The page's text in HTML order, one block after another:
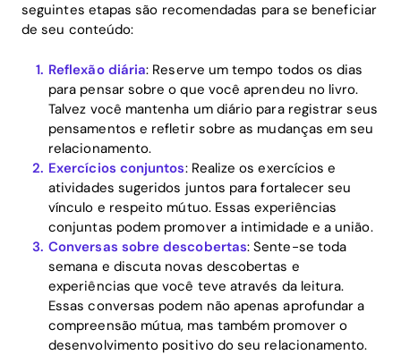
seguintes etapas são recomendadas para se beneficiar
de seu conteúdo:
Reflexão diária: Reserve um tempo todos os dias
para pensar sobre o que você aprendeu no livro.
Talvez você mantenha um diário para registrar seus
pensamentos e refletir sobre as mudanças em seu
relacionamento.
Exercícios conjuntos: Realize os exercícios e
atividades sugeridos juntos para fortalecer seu
vínculo e respeito mútuo. Essas experiências
conjuntas podem promover a intimidade e a união.
Conversas sobre descobertas: Sente-se toda
semana e discuta novas descobertas e
experiências que você teve através da leitura.
Essas conversas podem não apenas aprofundar a
compreensão mútua, mas também promover o
desenvolvimento positivo do seu relacionamento.